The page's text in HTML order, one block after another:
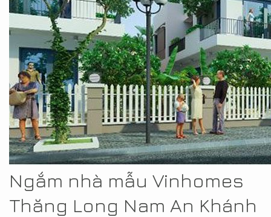
Ngắm nhà mẫu Vinhomes
Thăng Long Nam An Khánh